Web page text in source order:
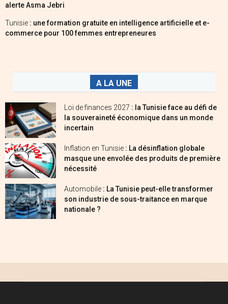
alerte Asma Jebri
Tunisie : une formation gratuite en intelligence artificielle et e-
commerce pour 100 femmes entrepreneures
A LA UNE
Loi de finances 2027 : la Tunisie face au défi de
la souveraineté économique dans un monde
incertain
Inflation en Tunisie : La désinflation globale
masque une envolée des produits de première
nécessité
Automobile : La Tunisie peut-elle transformer
son industrie de sous-traitance en marque
nationale ?